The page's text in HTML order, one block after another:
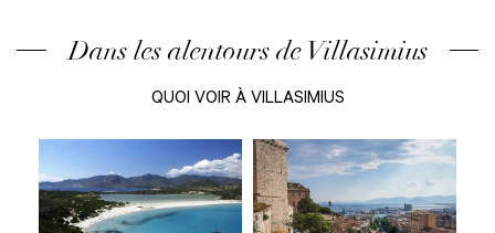
Dans les alentours de Villasimius
QUOI VOIR À VILLASIMIUS